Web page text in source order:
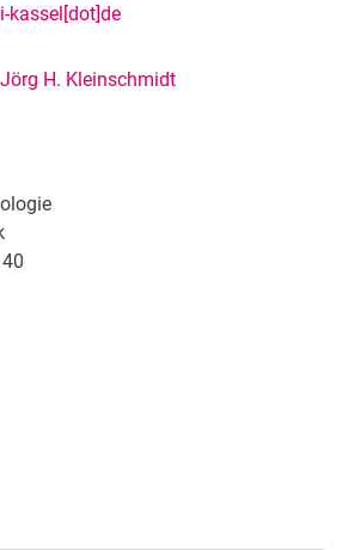
kassel[dot]de
H. Kleinschmidt